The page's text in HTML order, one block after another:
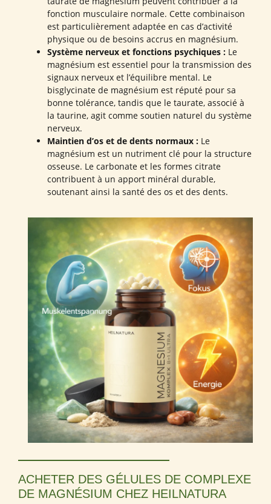
fonction musculaire normale. Cette combinaison
est particulièrement adaptée en cas d’activité
physique ou de besoins accrus en magnésium.
Système nerveux et fonctions psychiques : Le
magnésium est essentiel pour la transmission des
signaux nerveux et l’équilibre mental. Le
bisglycinate de magnésium est réputé pour sa
bonne tolérance, tandis que le taurate, associé à
la taurine, agit comme soutien naturel du système
nerveux.
Maintien d’os et de dents normaux : Le
magnésium est un nutriment clé pour la structure
osseuse. Le carbonate et les formes citrate
contribuent à un apport minéral durable,
soutenant ainsi la santé des os et des dents.
ACHETER DES GÉLULES DE COMPLEXE
DE MAGNÉSIUM CHEZ HEILNATURA